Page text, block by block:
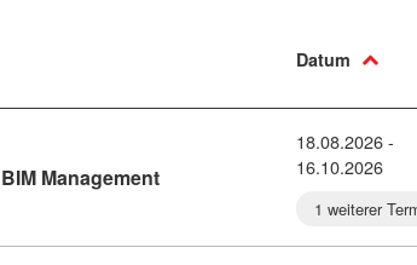
Datum
ManagementKursdetail: PRACTITIONER
18.08.2026 -
16.10.2026
1 weiterer